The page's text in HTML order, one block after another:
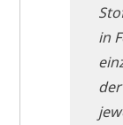
in